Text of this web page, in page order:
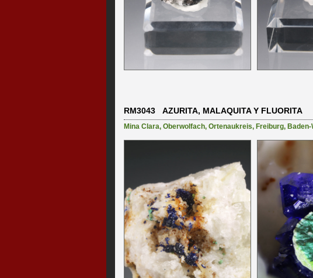
RM3043 AZURITA, MALAQUITA Y FLUORITA
Mina Clara, Oberwolfach, Ortenaukreis, Freiburg,